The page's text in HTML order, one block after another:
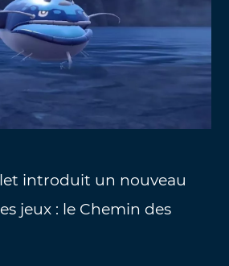
introduit un nouveau
jeux : le Chemin des